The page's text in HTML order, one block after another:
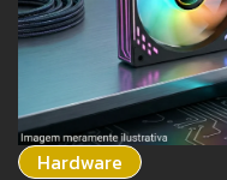
Hardware